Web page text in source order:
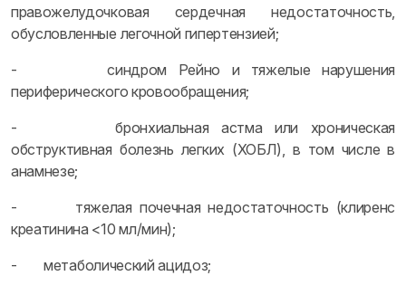
правожелудочковая сердечная недостаточность,
обусловленные легочной гипертензией;
- синдром Рейно и тяжелые нарушения
периферического кровообращения;
- бронхиальная астма или хроническая
обструктивная болезнь легких (ХОБЛ), в том числе в
анамнезе;
- тяжелая почечная недостаточность (клиренс
креатинина <10 мл/мин);
- метаболический ацидоз;